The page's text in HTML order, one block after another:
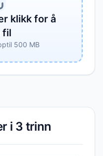
klikk for å
fil
500 MB
i 3 trinn